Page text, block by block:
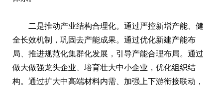
二是推动产业结构合理化。通过严控新增产能、健
全长效机制，巩固去产能成果。通过优化新建产能布
局、推进规范化集群化发展，引导产能合理布局。通过
做大做强龙头企业、培育壮大中小企业，优化组织结
构。通过扩大中高端材料内需、加强上下游衔接联动，